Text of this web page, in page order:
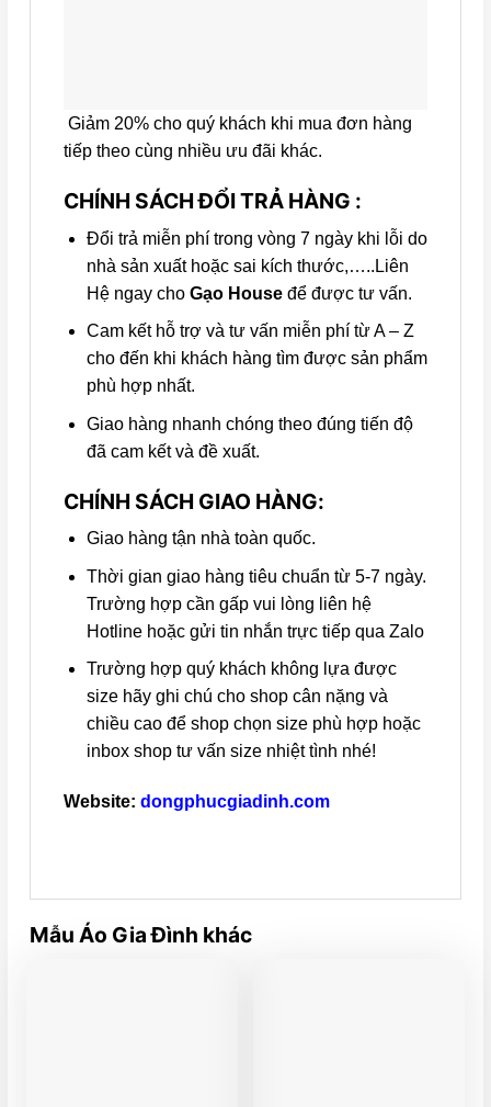
Giảm 20% cho quý khách khi mua đơn hàng
tiếp theo cùng nhiều ưu đãi khác.
CHÍNH SÁCH ĐỔI TRẢ HÀNG :
Đổi trả miễn phí trong vòng 7 ngày khi lỗi do
nhà sản xuất hoặc sai kích thước,…..Liên
Hệ ngay cho Gạo Houseđể được tư vấn.
Cam kết hỗ trợ và tư vấn miễn phí từ A – Z
cho đến khi khách hàng tìm được sản phẩm
phù hợp nhất.
Giao hàng nhanh chóng theo đúng tiến độ
đã cam kết và đề xuất.
CHÍNH SÁCH GIAO HÀNG:
Giao hàng tận nhà toàn quốc.
Thời gian giao hàng tiêu chuẩn từ 5-7 ngày.
Trường hợp cần gấp vui lòng liên hệ
Hotline hoặc gửi tin nhắn trực tiếp qua Zalo
Trường hợp quý khách không lựa được
size hãy ghi chú cho shop cân nặng và
chiều cao để shop chọn size phù hợp hoặc
inbox shop tư vấn size nhiệt tình nhé!
Website: dongphucgiadinh.com
Mẫu Áo Gia Đình khác